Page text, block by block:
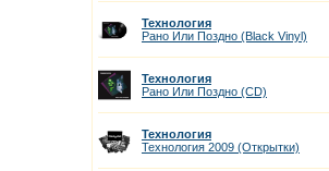
Технология
Рано Или Поздно (Black Vinyl)
Технология
Рано Или Поздно (CD)
Технология
Технология 2009 (Открытки)